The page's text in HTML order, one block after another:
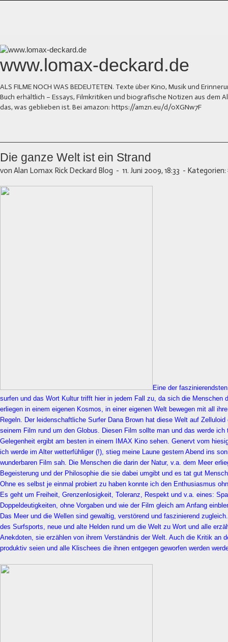
www.lomax-deckard.de
ALS FILME NOCH WAS BEDEUTETEN. Texte über Kino, Musik und
Buch erhältlich – Essays, Filmkritiken und biografische Notizen aus dem
das, was geblieben ist. Bei amazon: https://amzn.eu/d/0XGNw7F
Die ganze Welt ist ein Strand
von Alan Lomax Rick Deckard Blog - 11. Juni 2009, 18:33 - Kategorien:
Eine der
surfen und das Wort Kultur trifft hier in jedem Fall zu, da sich die Menschen
erliegen in einem eigenen Kosmos, in einer eigenen Welt bewegen mit all
Regeln. Der leidenschaftliche Surfer Dana Brown hat diese Welt auf
seinem Film rund um den Globus. Diesen Film sollte man und das werde ich
Gelegenheit ergibt am besten in einem IMAX Kino sehen. Genervt vom
ich werde im Alter wetterfühliger (!), stieg meine Laune gestern Abend ins
wunderbaren Film sah. Die Menschen die darin der Natur, v.a. dem Meer
Begeisterung und der Philosophie die sie dabei umgibt und es tat gut
Ohne es selbst je einmal probiert zu haben konnte ich den Enthusiasmus
Es geht um Freiheit, Grenzenlosigkeit, Toleranz, Respekt und v.a. eines:
Doppeldeutigkeiten, ohne Vorgaben und wie der Film gleich am Anfang
Das Meer und die Wellen sind gewaltig, verstörend und faszinierend
des Surfsports, neue und alte Helden rund um die Welt zu Wort und alle
Anekdoten, sie erzählen von ihrem Verständnis der Welt. Auch die Kritik an
produktiv seien und alle Klischees die ihnen entgegen geworfen werden